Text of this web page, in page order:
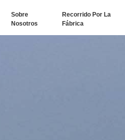
Sobre
Nosotros
Recorrido Por La
Fábrica